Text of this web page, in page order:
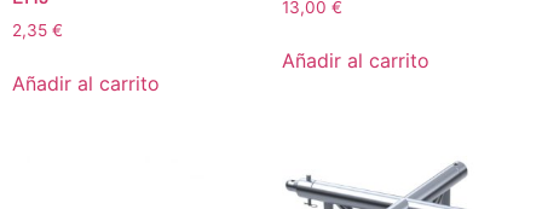
2,35 €
Añadir al carrito
13,00 €
Añadir al carrito